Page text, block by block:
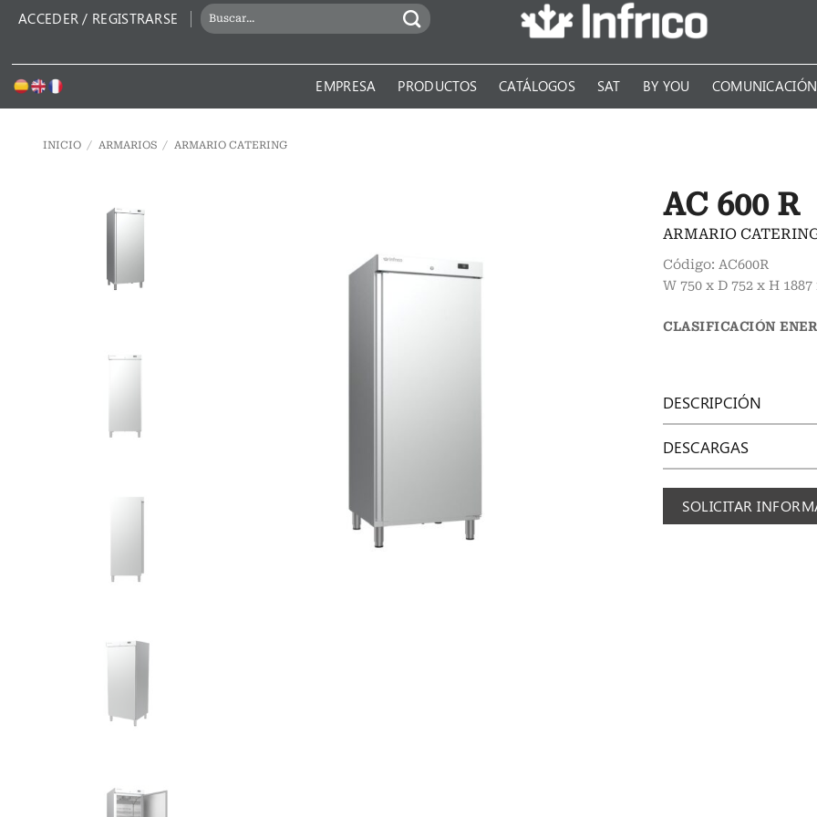
ACCEDER / REGISTRARSE
BUSCAR
POR:
EMPRESA PRODUCTOS CATÁLOGOS SAT BY YOU COMUNICACIÓN
INICIO / ARMARIOS / ARMARIO CATERING
AC 600 R
ARMARIO
Código: AC600R
W 750 x D 752 x H
CLASIFICACIÓN
DESCRIPCIÓN
DESCARGAS
SOLICITAR